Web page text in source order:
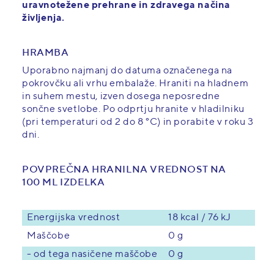
uravnotežene prehrane in zdravega načina
življenja.
HRAMBA
Uporabno najmanj do datuma označenega na
pokrovčku ali vrhu embalaže. Hraniti na hladnem
in suhem mestu, izven dosega neposredne
sončne svetlobe. Po odprtju hranite v hladilniku
(pri temperaturi od 2 do 8 °C) in porabite v roku 3
dni.
POVPREČNA HRANILNA VREDNOST NA
100 ML IZDELKA
Energijska vrednost
18 kcal / 76 kJ
Maščobe
0 g
- od tega nasičene maščobe
0 g